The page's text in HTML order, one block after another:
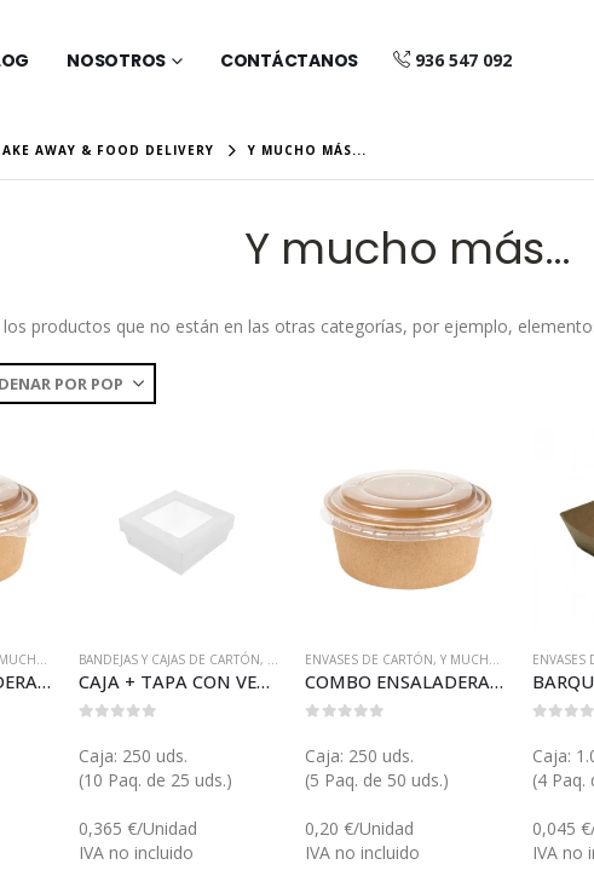
NOSOTROS CONTÁCTANOS 936 547 092
AWAY & FOOD DELIVERY Y MUCHO MÁS...
Y mucho más…
los productos que no están en las otras categorías, por ejemplo,
MÁS...
COMBO ENSALADERA REDONDA KRAFT 1000 (E131COMB)
BANDEJAS Y CAJAS DE CARTÓN, ENVASES DE CARTÓN,Y MUCHO MÁS...
CAJA + TAPA CON VENTANA BLANCA 12 (GP25595)
Caja: 250 uds.
(10 Paq. de 25 uds.)
0,365 €/Unidad
IVA no incluido
ENVASES DE CARTÓN,Y MUCHO MÁS...
COMBO ENSALADERA REDONDA KRAFT 750 (E132COMB)
Caja: 250 uds.
(5 Paq. de 50 uds.)
0,20 €/Unidad
IVA no incluido
ENVASES
Caja:
(4 Paq.
0,045
IVA no